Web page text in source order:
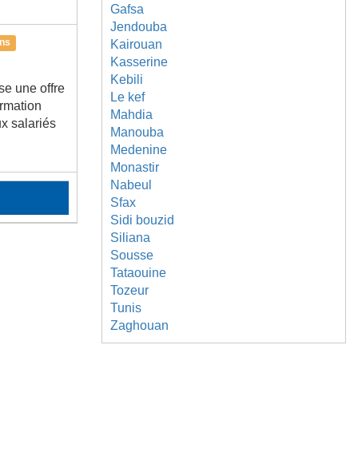
une offre
salariés
Gafsa
Jendouba
Kairouan
Kasserine
Kebili
Le kef
Mahdia
Manouba
Medenine
Monastir
Nabeul
Sfax
Sidi bouzid
Siliana
Sousse
Tataouine
Tozeur
Tunis
Zaghouan